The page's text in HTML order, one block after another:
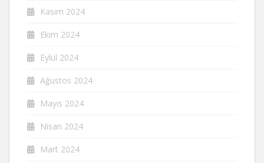
Kasım 2024
Ekim 2024
Eylül 2024
Ağustos 2024
Mayıs 2024
Nisan 2024
Mart 2024